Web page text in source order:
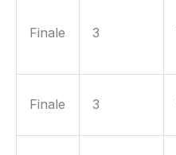
Finale 3
Finale 3